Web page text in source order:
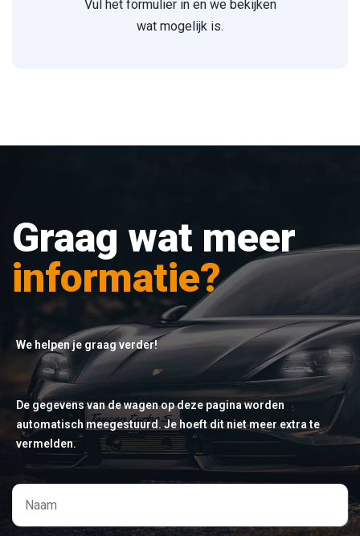
Vul het formulier in en we bekijken
wat mogelijk is.
Graag wat meer
informatie?
We helpen je graag verder!
De gegevens van de wagen op deze pagina worden
automatisch meegestuurd. Je hoeft dit niet meer extra te
vermelden.